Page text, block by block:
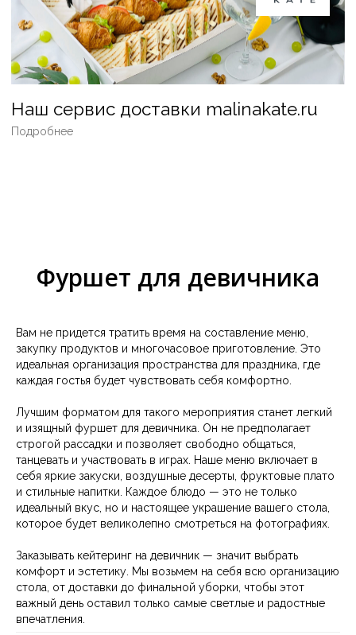
Фуршет для девичника
Вам не придется тратить время на составление меню,
закупку продуктов и многочасовое приготовление. Это
идеальная организация пространства для праздника, где
каждая гостья будет чувствовать себя комфортно.
Лучшим форматом для такого мероприятия станет легкий
и изящный фуршет для девичника. Он не предполагает
строгой рассадки и позволяет свободно общаться,
танцевать и участвовать в играх. Наше меню включает в
себя яркие закуски, воздушные десерты, фруктовые плато
и стильные напитки. Каждое блюдо — это не только
идеальный вкус, но и настоящее украшение вашего стола,
которое будет великолепно смотреться на фотографиях.
Заказывать кейтеринг на девичник — значит выбрать
комфорт и эстетику. Мы возьмем на себя всю организацию
стола, от доставки до финальной уборки, чтобы этот
важный день оставил только самые светлые и радостные
впечатления.
+7 (495) 152-30-03
ОСТАВИТЬ ЗАЯВКУ
ВЕГЕТАРИАНСКИЙ
VIP
ВЫПУСКНОЙ
КОМПЛЕКСНЫЕ ОБЕДЫ
СПОРТИВНЫЕ МЕРОПРИЯТИЯ
WELCOME-ФУРШЕТ
Индивидуальный предприниматель Шестаков
Дмитрий Викторович
Юридический адрес: 109369, г. Москва,
Новочеркасский бульвар, д.45, кв.105 Фактический/
Почтовый адрес: 105082, г. Москва, ул. Большая
Почтовая, д.18 ИНН 772345141049 / КПП 0 Лист записи
ЕГРИП выдан Межрайонной инспекцией Федеральной
налоговой службы №46 по г. Москве 13.02.2020г.
ОГРНИП 320774600081077 КОД по ОКВЭД 56.10
Наименование Банка получателя: Филиал
«Центральный» Банка ВТБ (ПАО) БИК 044525411 К/С
НОВОСТИ
Карта сайта